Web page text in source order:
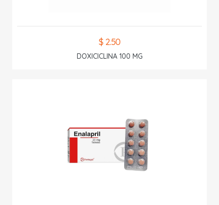
$ 2.50
DOXICICLINA 100 MG